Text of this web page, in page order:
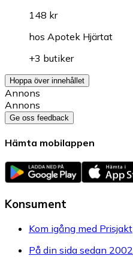
148 kr
hos Apotek Hjärtat
+3 butiker
Hoppa över innehållet
Annons
Annons
Ge oss feedback
Hämta mobilappen
Konsument
Kom igång med Prisjakt
På din sida sedan 2002